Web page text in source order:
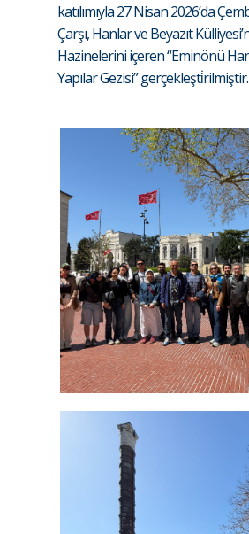
katılımıyla 27 Nisan 2026’da
Çarşı, Hanlar ve Beyazıt
Hazinelerini içeren “Eminönü
Yapılar Gezisi” gerçekleşti̇rilmiştir.